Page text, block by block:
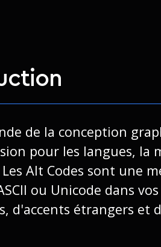
de la conception
pour les langues, la
Alt Codes sont une
ou Unicode dans
d'accents étrangers et